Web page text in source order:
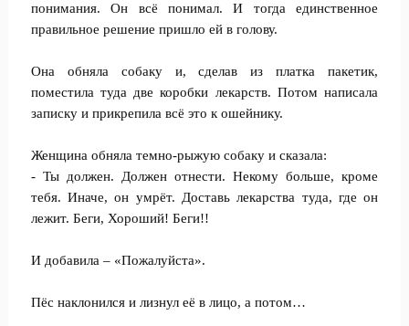
понимания. Он всё понимал. И тогда единственное
правильное решение пришло ей в голову.
Она обняла собаку и, сделав из платка пакетик,
поместила туда две коробки лекарств. Потом написала
записку и прикрепила всё это к ошейнику.
Женщина обняла темно-рыжую собаку и сказала:
- Ты должен. Должен отнести. Некому больше, кроме
тебя. Иначе, он умрёт. Доставь лекарства туда, где он
лежит. Беги, Хороший! Беги!!
И добавила – «Пожалуйста».
Пёс наклонился и лизнул её в лицо, а потом…